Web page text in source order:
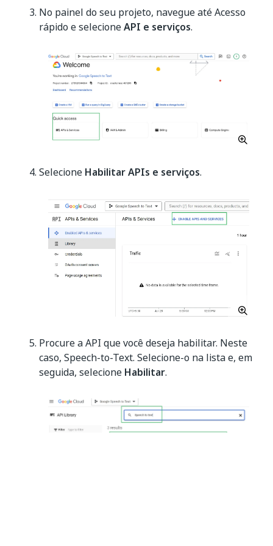
No painel do seu projeto, navegue até Acesso
rápido e selecioneAPI e serviços.
Selecione Habilitar APIs e serviços.
Procure a API que você deseja habilitar. Neste
caso, Speech-to-Text. Selecione-o na lista e, em
seguida, selecione Habilitar.